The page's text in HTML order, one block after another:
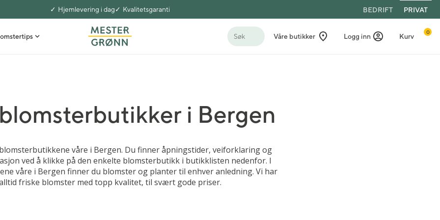
Hjemlevering i dag Kvalitetsgaranti BEDRIFT PRIVAT
Søk Våre butikker Logg inn Kurv
0
i Bergen
våre i Bergen. Du finner åpningstider, veiforklaring og
ved å klikke på den enkelte blomsterbutikk i butikklisten nedenfor. I
våre i Bergen finner du blomster og planter til enhver anledning. Vi har
friske blomster med topp kvalitet, til svært gode priser.